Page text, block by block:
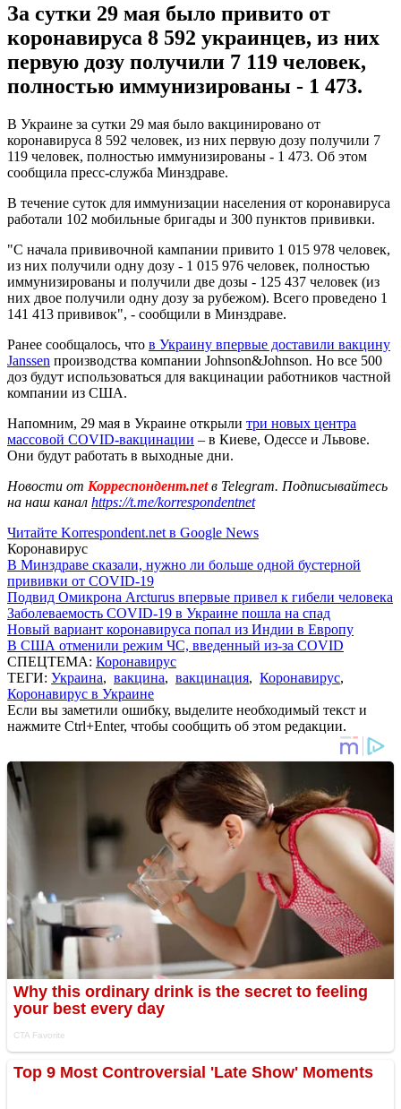
За сутки 29 мая было привито от
коронавируса 8 592 украинцев, из них
первую дозу получили 7 119 человек,
полностью иммунизированы - 1 473.
В Украине за сутки 29 мая было вакцинировано от
коронавируса 8 592 человек, из них первую дозу получили 7
119 человек, полностью иммунизированы - 1 473. Об этом
сообщила пресс-служба Минздраве.
В течение суток для иммунизации населения от коронавируса
работали 102 мобильные бригады и 300 пунктов прививки.
"С начала прививочной кампании привито 1 015 978 человек,
из них получили одну дозу - 1 015 976 человек, полностью
иммунизированы и получили две дозы - 125 437 человек (из
них двое получили одну дозу за рубежом). Всего проведено 1
141 413 прививок", - сообщили в Минздраве.
Ранее сообщалось, что в Украину впервые доставили вакцину
Janssen производства компании Johnson&Johnson. Но все 500
доз будут использоваться для вакцинации работников частной
компании из США.
Напомним, 29 мая в Украине открыли три новых центра
массовой COVID-вакцинации – в Киеве, Одессе и Львове.
Они будут работать в выходные дни.
Новости от Корреспондент.netв Telegram. Подписывайтесь
на наш канал https://t.me/korrespondentnet
Читайте Korrespondent.net в Google News
Коронавирус
В Минздраве сказали, нужно ли больше одной бустерной
прививки от COVID-19
Подвид Омикрона Arcturus впервые привел к гибели человека
Заболеваемость COVID-19 в Украине пошла на спад
Новый вариант коронавируса попал из Индии в Европу
В США отменили режим ЧС, введенный из-за COVID
СПЕЦТЕМА: Коронавирус
ТЕГИ: Украина, вакцина, вакцинация, Коронавирус,
Коронавирус в Украине
Если вы заметили ошибку, выделите необходимый текст и
нажмите Ctrl+Enter, чтобы сообщить об этом редакции.